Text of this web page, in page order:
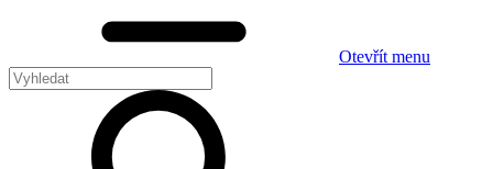
Otevřít menu